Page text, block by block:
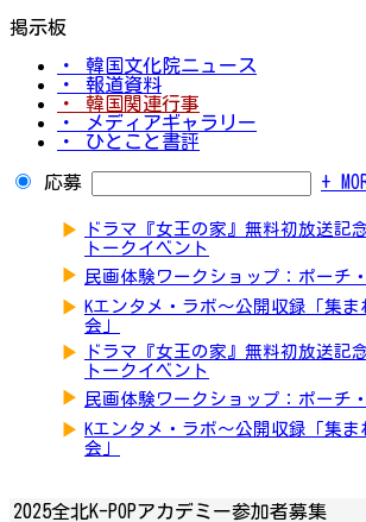
掲示板
・ 韓国文化院ニュース
・ 報道資料
・ 韓国関連行事
・ メディアギャラリー
・ ひとこと書評
応募 +
▶
ドラマ『女王の家』無料初放送記
トークイベント
▶ 民画体験ワークショップ：ポーチ
▶ Kエンタメ・ラボ～公開収録「集ま
会」
▶
ドラマ『女王の家』無料初放送記
トークイベント
▶ 民画体験ワークショップ：ポーチ
▶ Kエンタメ・ラボ～公開収録「集ま
会」
2025全北K-POPアカデミー参加者募集